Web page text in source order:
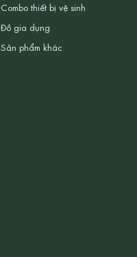
Combo thiết bị vệ sinh
Đồ gia dụng
Sản phẩm khác